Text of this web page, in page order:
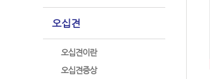
오십견
오십견이란
오십견증상